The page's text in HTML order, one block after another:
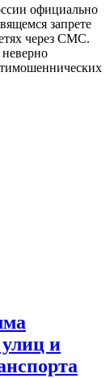
официально
запрете
через СМС.
и